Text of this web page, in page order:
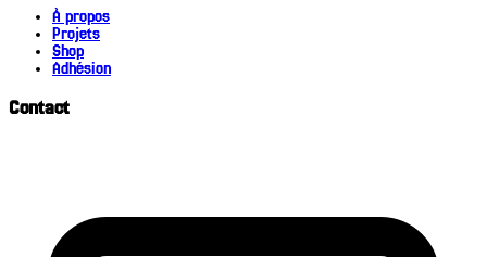
À propos
Projets
Shop
Adhésion
Contact